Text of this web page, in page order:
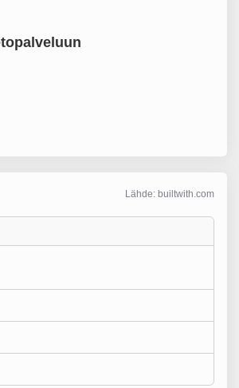
Lähde: builtwith.com